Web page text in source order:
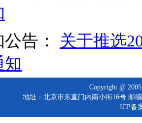
告： 关于推选
知
Copyright @
地址：北京市东直门内南小街16号 邮
ICP备